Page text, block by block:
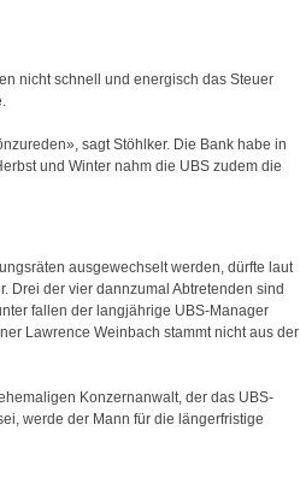
nicht schnell und energisch das Steuer
sagt Stöhlker. Die Bank habe in
und Winter nahm die UBS zudem die
ausgewechselt werden, dürfte laut
Drei der vier dannzumal Abtretenden sind
fallen der langjährige UBS-Manager
Lawrence Weinbach stammt nicht aus der
Konzernanwalt, der das UBS-
werde der Mann für die längerfristige